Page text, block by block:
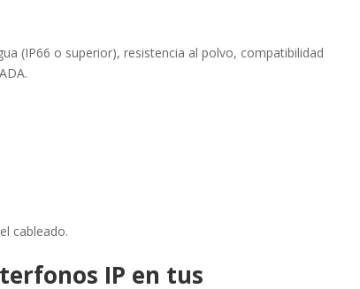
(IP66 o superior), resistencia al polvo, compatibilidad
cableado.
IP en tus